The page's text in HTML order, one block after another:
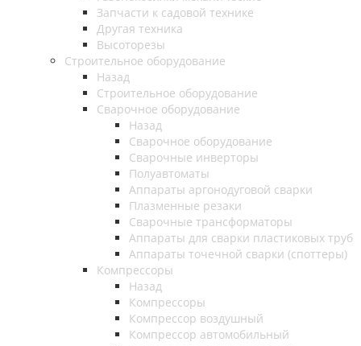
Запчасти к садовой технике
Другая техника
Высоторезы
Строительное оборудование
Назад
Строительное оборудование
Сварочное оборудование
Назад
Сварочное оборудование
Сварочные инверторы
Полуавтоматы
Аппараты аргонодуговой сварки
Плазменные резаки
Сварочные трансформаторы
Аппараты для сварки пластиковых труб
Аппараты точечной сварки (споттеры)
Компрессоры
Назад
Компрессоры
Компрессор воздушный
Компрессор автомобильный